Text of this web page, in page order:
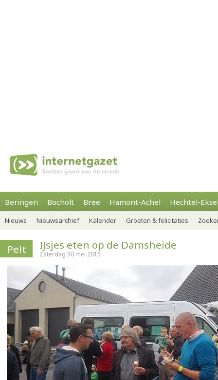
Beringen Bocholt Bree Hamont-Achel Hechtel-
Nieuws Nieuwsarchief Kalender Groeten & felicitaties
Pelt IJsjes eten op de Damsheide
Zaterdag 30 mei 2015